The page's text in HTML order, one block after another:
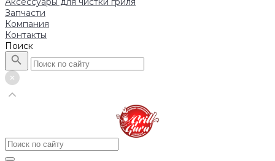
Запчасти
Компания
Контакты
Поиск